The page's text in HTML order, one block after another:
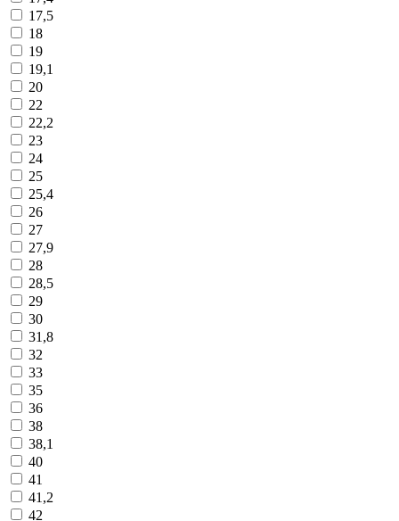
17,5
18
19
19,1
20
22
22,2
23
24
25
25,4
26
27
27,9
28
28,5
29
30
31,8
32
33
35
36
38
38,1
40
41
41,2
42